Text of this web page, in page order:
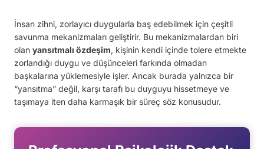
İnsan zihni, zorlayıcı duygularla baş edebilmek için çeşitli
savunma mekanizmaları geliştirir. Bu mekanizmalardan biri
olan yansıtmalı özdeşim, kişinin kendi içinde tolere etmekte
zorlandığı duygu ve düşünceleri farkında olmadan
başkalarına yüklemesiyle işler. Ancak burada yalnızca bir
“yansıtma” değil, karşı tarafı bu duyguyu hissetmeye ve
taşımaya iten daha karmaşık bir süreç söz konusudur.